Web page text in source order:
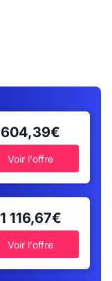
604,39€
Voir l'offre
1 116,67€
Voir l'offre